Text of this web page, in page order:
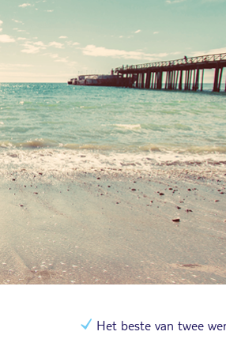
Het beste van twee